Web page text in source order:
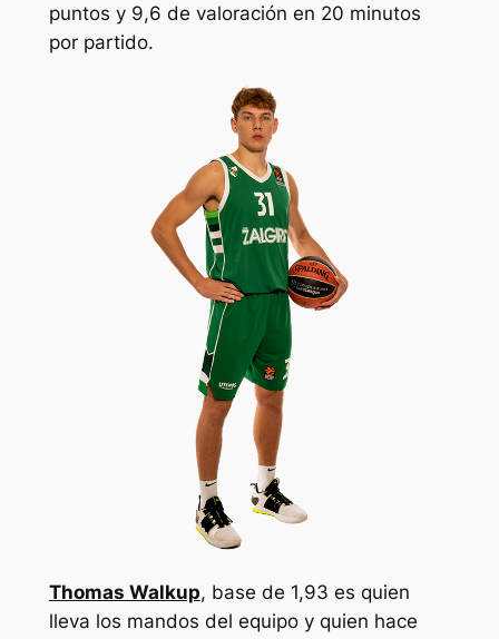
puntos y 9,6 de valoración en 20 minutos
por partido.
Thomas Walkup, base de 1,93 es quien
lleva los mandos del equipo y quien hace